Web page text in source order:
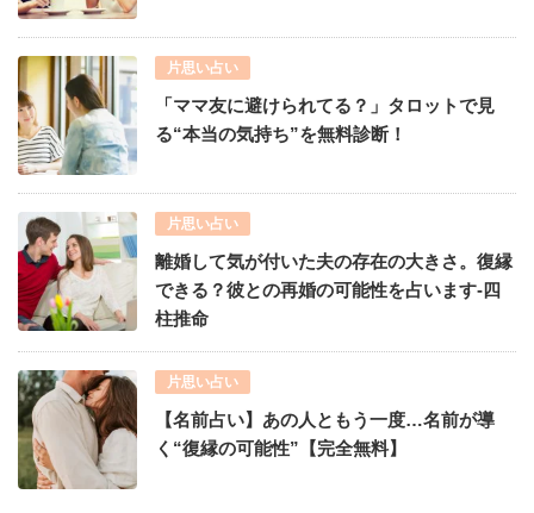
片思い占い
「ママ友に避けられてる？」タロットで見
る“本当の気持ち”を無料診断！
片思い占い
離婚して気が付いた夫の存在の大きさ。復縁
できる？彼との再婚の可能性を占います-四
柱推命
片思い占い
【名前占い】あの人ともう一度…名前が導
く“復縁の可能性”【完全無料】